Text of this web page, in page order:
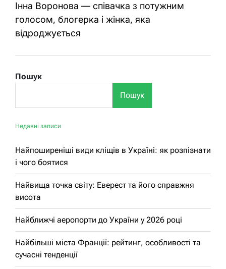
Інна Воронова — співачка з потужним
голосом, блогерка і жінка, яка
відроджується
Пошук
Пошук
Недавні записи
Найпоширеніші види кліщів в Україні: як розпізнати
і чого боятися
Найвища точка світу: Еверест та його справжня
висота
Найближчі аеропорти до України у 2026 році
Найбільші міста Франції: рейтинг, особливості та
сучасні тенденції